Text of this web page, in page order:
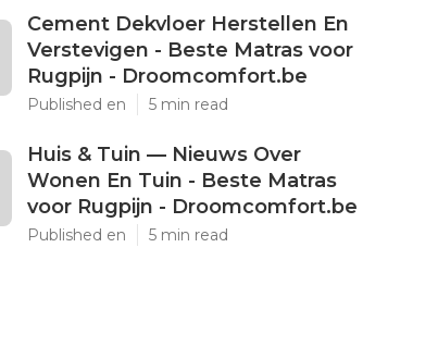
Cement Dekvloer Herstellen En
Verstevigen - Beste Matras voor
Rugpijn - Droomcomfort.be
Published en 5 min read
Huis & Tuin — Nieuws Over
Wonen En Tuin - Beste Matras
voor Rugpijn - Droomcomfort.be
Published en 5 min read